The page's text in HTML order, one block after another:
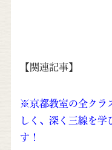
【関連記事】
※京都教室の全クラ
しく、深く三線を学
す！